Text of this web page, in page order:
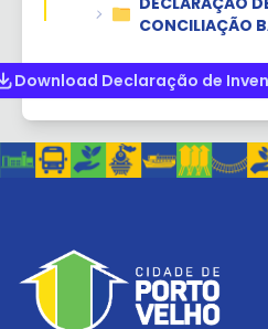
CONCILIAÇÃO
Download Declaração de